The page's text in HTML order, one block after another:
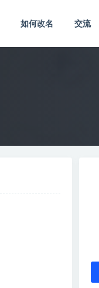
如何改名 交流